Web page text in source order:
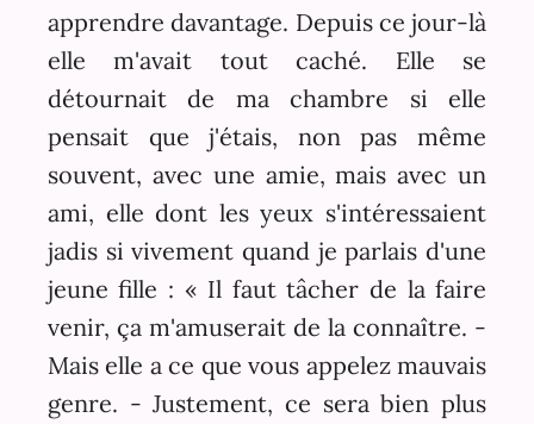
apprendre davantage. Depuis ce jour-là
elle m'avait tout caché. Elle se
détournait de ma chambre si elle
pensait que j'étais, non pas même
souvent, avec une amie, mais avec un
ami, elle dont les yeux s'intéressaient
jadis si vivement quand je parlais d'une
jeune fille : « Il faut tâcher de la faire
venir, ça m'amuserait de la connaître. -
Mais elle a ce que vous appelez mauvais
genre. - Justement, ce sera bien plus